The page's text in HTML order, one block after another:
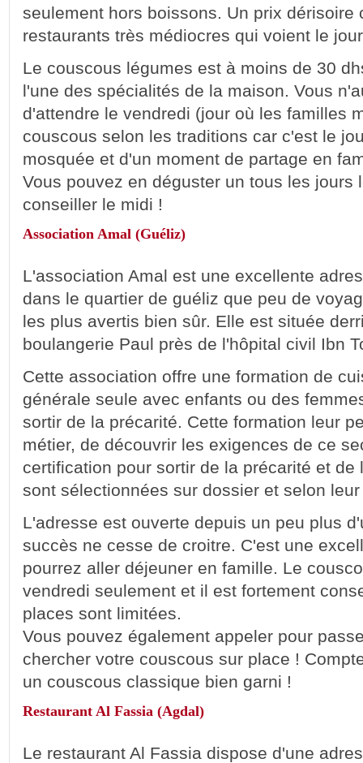
seulement hors boissons. Un prix dérisoire
restaurants très médiocres qui voient le
Le couscous légumes est à moins de 30
l'une des spécialités de la maison. Vous
d'attendre le vendredi (jour où les familles
couscous selon les traditions car c'est le
mosquée et d'un moment de partage en
Vous pouvez en déguster un tous les jours
conseiller le midi !
Association Amal (Guéliz)
L'association Amal est une excellente
dans le quartier de guéliz que peu de
les plus avertis bien sûr. Elle est située
boulangerie Paul près de l'hôpital civil Ibn
Cette association offre une formation de
générale seule avec enfants ou des
sortir de la précarité. Cette formation leur
métier, de découvrir les exigences de ce
certification pour sortir de la précarité et
sont sélectionnées sur dossier et selon
L'adresse est ouverte depuis un peu plus
succès ne cesse de croitre. C'est une
pourrez aller déjeuner en famille. Le
vendredi seulement et il est fortement
places sont limitées.
Vous pouvez également appeler pour
chercher votre couscous sur place !
un couscous classique bien garni !
Restaurant Al Fassia (Agdal)
Le restaurant Al Fassia dispose d'une